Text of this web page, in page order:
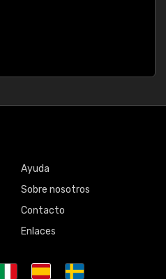
Ayuda
Sobre nosotros
Contacto
Enlaces